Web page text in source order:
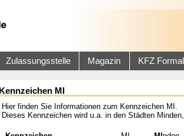
Zulassungsstelle Magazin KFZ
Kennzeichen MI
Hier finden Sie Informationen zum Kennzeichen MI.
Dieses Kennzeichen wird u.a. in den Städten